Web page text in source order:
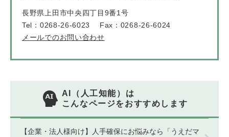
長野県上田市中央四丁目9番1号
Tel：0268-26-6023
Fax：0268-26-6024
メールでのお問い合わせ
AI（人工知能）は
こんなページをおすすめします
【企業・法人様向け】人手確保にお悩みなら「うえだマ